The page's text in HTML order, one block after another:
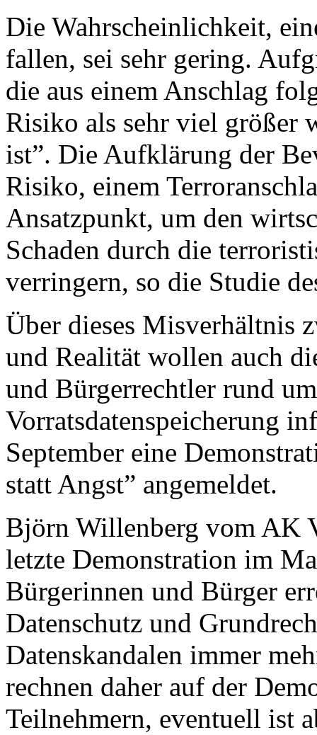
Die Wahrscheinlichkeit,
fallen, sei sehr gering.
die aus einem Anschlag
Risiko als sehr viel größer
ist”. Die Aufklärung der
Risiko, einem
Ansatzpunkt, um den
Schaden durch die
verringern, so die Studie
Über dieses Misverhältnis
und Realität wollen auch
und Bürgerrechtler rund
Vorratsdatenspeicherung
September eine
statt Angst” angemeldet.
Björn Willenberg vom AK
letzte Demonstration im
Bürgerinnen und Bürger
Datenschutz und
Datenskandalen immer
rechnen daher auf der
Teilnehmern, eventuell ist